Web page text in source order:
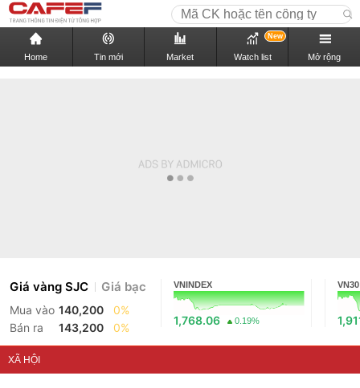
Home Tin mới Market Watch list
New
Mở rộng
Giá vàng SJC Giá bạc
Mua vào 140,200
0%
Bán ra
143,200 0%
VNINDEX
1,768.06 0.19%
VN30
XÃ HỘI